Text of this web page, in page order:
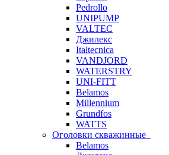
Pedrollo
UNIPUMP
VALTEC
Джилекс
Italtecnica
VANDJORD
WATERSTRY
UNI-FITT
Belamos
Millennium
Grundfos
WATTS
Оголовки скважинные
Belamos